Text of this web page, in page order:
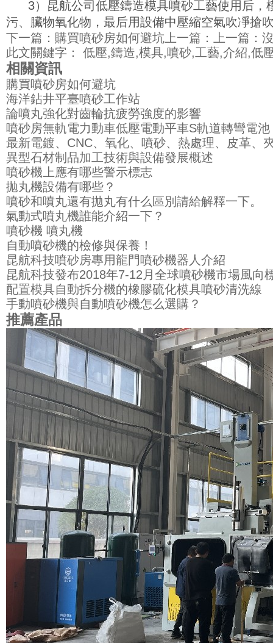
3）昆航公司低壓鑄造模具噴砂工藝使用后，
污、臟物氧化物，最后用設備中壓縮空氣吹凈搶
下一篇： 購買噴砂房如何避坑 上一篇：上一篇：
此文關鍵字：
低壓,鑄造,模具,噴砂,工藝,介紹,低
相關資訊
購買噴砂房如何避坑
海洋鉆井平臺噴砂工作站
論噴丸強化對齒輪抗疲勞強度的影響
噴砂房無軌電力動車低壓電動平車S軌道轉彎電池
最新電鍍、CNC、氧化、噴砂、熱處理、皮革、
異型石材制品加工技術與設備發展概述
噴砂機上應有哪些警示標志
拋丸機設備有哪些？
噴砂和噴丸還有拋丸有什么區別請給解釋一下。
氣動式噴丸機誰能介紹一下？
噴砂機 噴丸機
自動噴砂機的檢修與保養！
昆航科技噴砂房專用龍門噴砂機器人介紹
昆航科技發布2018年7-12月全球噴砂機市場風向
配置模具自動拆分機的橡膠硫化模具噴砂清洗線
手動噴砂機與自動噴砂機怎么選購？
推薦產品